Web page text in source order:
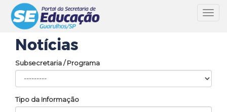
Notícias
Subsecretaria / Programa
Tipo da Informação